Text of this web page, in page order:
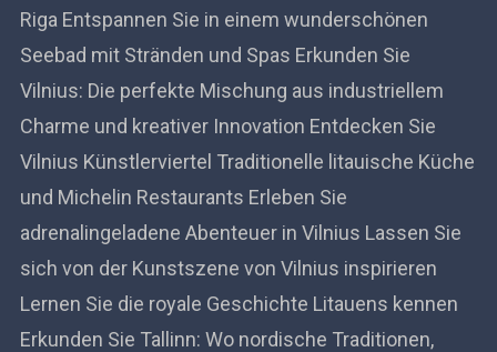
Riga Entspannen Sie in einem wunderschönen
Seebad mit Stränden und Spas Erkunden Sie
Vilnius: Die perfekte Mischung aus industriellem
Charme und kreativer Innovation Entdecken Sie
Vilnius Künstlerviertel Traditionelle litauische Küche
und Michelin Restaurants Erleben Sie
adrenalingeladene Abenteuer in Vilnius Lassen Sie
sich von der Kunstszene von Vilnius inspirieren
Lernen Sie die royale Geschichte Litauens kennen
Erkunden Sie Tallinn: Wo nordische Traditionen,